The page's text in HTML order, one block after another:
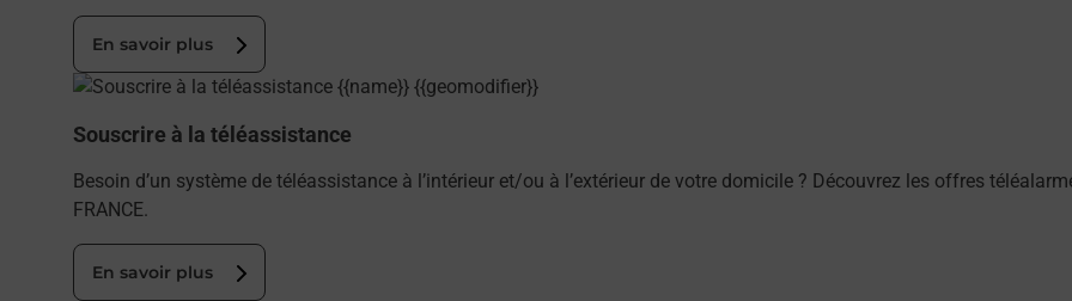
En savoir plus
En savoir plus
Souscrire à la téléassistance
Besoin d’un système de téléassistance à l’intérieur et/ou à l’extérieur de votre domicile ? Découvrez les offres
FRANCE.
En savoir plus